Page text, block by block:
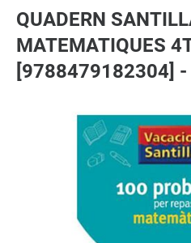
QUADERN
MATEMATIQUES
[9788479182304]